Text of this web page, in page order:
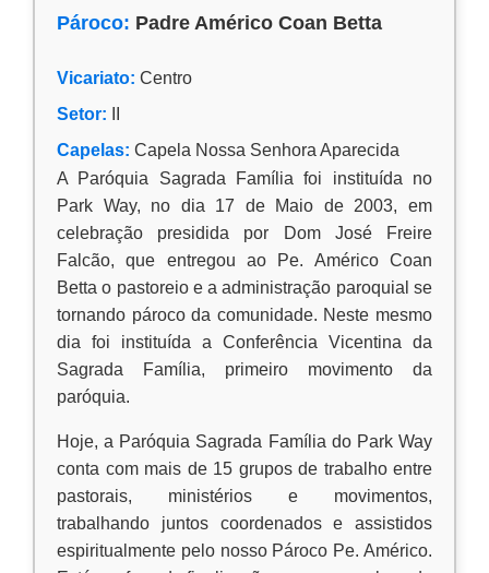
Pároco: Padre Américo Coan Betta
Vicariato: Centro
Setor:
Capelas: Capela Nossa Senhora Aparecida
A Paróquia Sagrada Família foi instituída no
Park Way, no dia 17 de Maio de 2003, em
celebração presidida por Dom José Freire
Falcão, que entregou ao Pe. Américo Coan
Betta o pastoreio e a administração paroquial se
tornando pároco da comunidade. Neste mesmo
dia foi instituída a Conferência Vicentina da
Sagrada Família, primeiro movimento da
paróquia.
Hoje, a Paróquia Sagrada Família do Park Way
conta com mais de 15 grupos de trabalho entre
pastorais, ministérios e movimentos,
trabalhando juntos coordenados e assistidos
espiritualmente pelo nosso Pároco Pe. Américo.